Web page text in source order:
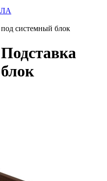
системный блок